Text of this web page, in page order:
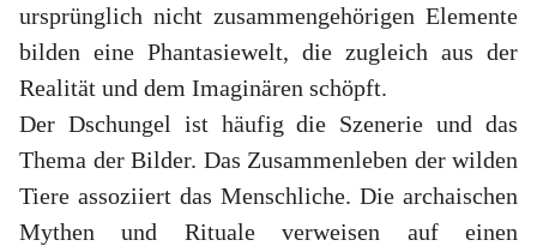
ursprünglich nicht zusammengehörigen Elemente
bilden eine Phantasiewelt, die zugleich aus der
Realität und dem Imaginären schöpft.
Der Dschungel ist häufig die Szenerie und das
Thema der Bilder. Das Zusammenleben der wilden
Tiere assoziiert das Menschliche. Die archaischen
Mythen und Rituale verweisen auf einen